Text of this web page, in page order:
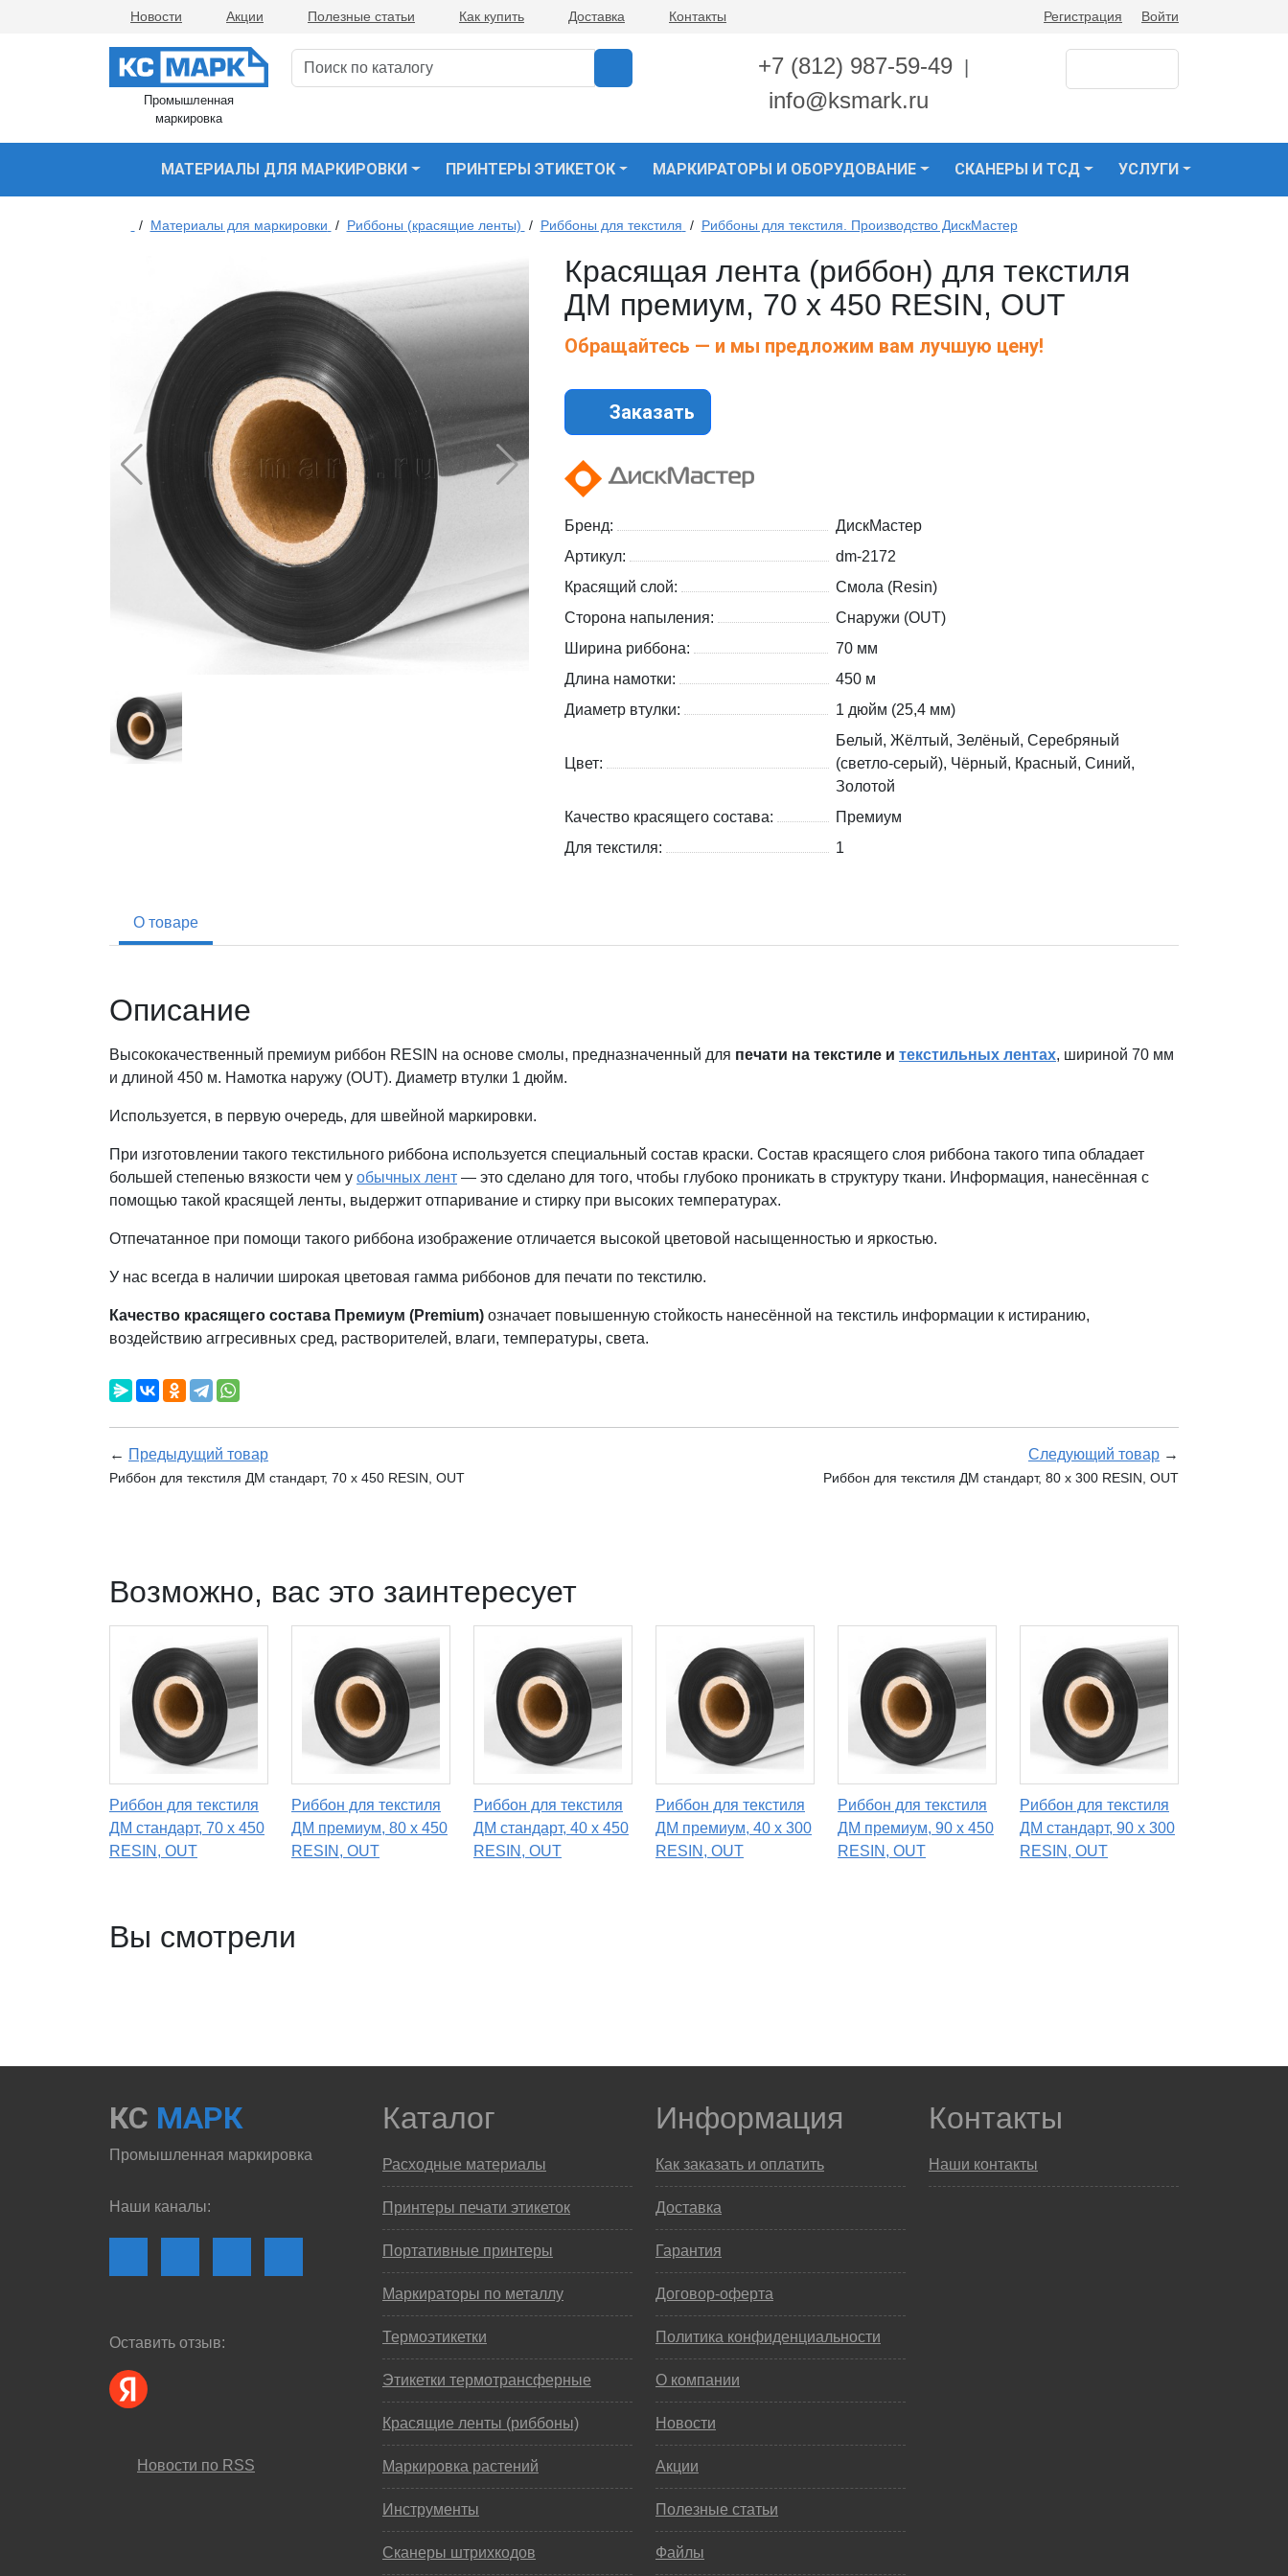
Новости Акции Полезные статьи Как купить Доставка Контакты Регистрация Войти
Промышленная
маркировка
+7 (812) 987-59-49
info@ksmark.ru
МАТЕРИАЛЫ ДЛЯ МАРКИРОВКИ ПРИНТЕРЫ ЭТИКЕТОК МАРКИРАТОРЫ И ОБОРУДОВАНИЕ СКАНЕРЫ И ТСД УСЛУГИ
/ Материалы для маркировки / Риббоны (красящие ленты) / Риббоны для текстиля / Риббоны для текстиля. Производство ДискМастер
Красящая лента (риббон) для текстиля
ДМ премиум, 70 х 450 RESIN, OUT
Обращайтесь — и мы предложим вам лучшую цену!
Заказать
Бренд:
ДискМастер
Артикул:
dm-2172
Красящий слой:
Смола (Resin)
Сторона напыления:
Снаружи (OUT)
Ширина риббона:
70 мм
Длина намотки:
450 м
Диаметр втулки:
1 дюйм (25,4 мм)
Цвет:
Белый, Жёлтый, Зелёный, Серебряный
(светло-серый), Чёрный, Красный, Синий,
Золотой
Качество красящего состава:
Премиум
Для текстиля:
1
О товаре
Описание
Высококачественный премиум риббон RESIN на основе смолы, предназначенный для печати на текстиле и текстильных лентах, шириной 70 мм
и длиной 450 м. Намотка наружу (OUT). Диаметр втулки 1 дюйм.
Используется, в первую очередь, для швейной маркировки.
При изготовлении такого текстильного риббона используется специальный состав краски. Состав красящего слоя риббона такого типа обладает
большей степенью вязкости чем у обычных лент — это сделано для того, чтобы глубоко проникать в структуру ткани. Информация, нанесённая с
помощью такой красящей ленты, выдержит отпаривание и стирку при высоких температурах.
Отпечатанное при помощи такого риббона изображение отличается высокой цветовой насыщенностью и яркостью.
У нас всегда в наличии широкая цветовая гамма риббонов для печати по текстилю.
Качество красящего состава Премиум (Premium) означает повышенную стойкость нанесённой на текстиль информации к истиранию,
воздействию аггресивных сред, растворителей, влаги, температуры, света.
← Предыдущий товар
Риббон для текстиля ДМ стандарт, 70 х 450 RESIN, OUT
Следующий товар →
Риббон для текстиля ДМ стандарт, 80 х 300 RESIN, OUT
Возможно, вас это заинтересует
Риббон для текстиля
ДМ стандарт, 70 х 450
RESIN, OUT
Риббон для текстиля
ДМ премиум, 80 х 450
RESIN, OUT
Риббон для текстиля
ДМ стандарт, 40 х 450
RESIN, OUT
Риббон для текстиля
ДМ премиум, 40 х 300
RESIN, OUT
Риббон для текстиля
ДМ премиум, 90 x 450
RESIN, OUT
Риббон для текстиля
ДМ стандарт, 90 x 300
RESIN, OUT
Вы смотрели
КС МАРК
Промышленная маркировка
Наши каналы:
Оставить отзыв:
Новости по RSS
Каталог
Расходные материалы
Принтеры печати этикеток
Портативные принтеры
Маркираторы по металлу
Термоэтикетки
Этикетки термотрансферные
Красящие ленты (риббоны)
Маркировка растений
Инструменты
Сканеры штрихкодов
Информация
Как заказать и оплатить
Доставка
Гарантия
Договор-оферта
Политика конфиденциальности
О компании
Новости
Акции
Полезные статьи
Файлы
Контакты
Наши контакты